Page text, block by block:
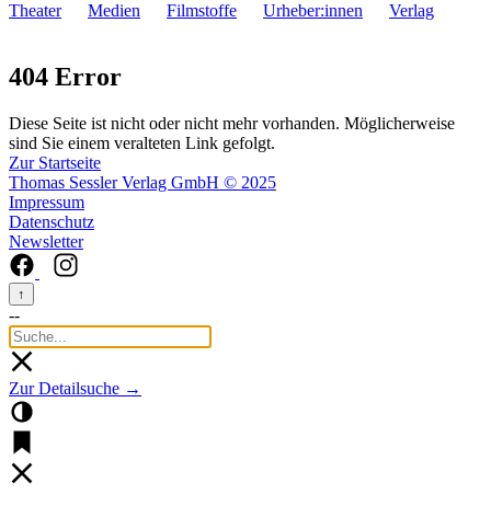
Theater Medien Filmstoffe Urheber:innen Verlag
404 Error
Diese Seite ist nicht oder nicht mehr vorhanden. Möglicherweise
sind Sie einem veralteten Link gefolgt.
Zur Startseite
Thomas Sessler Verlag GmbH © 2025
Impressum
Datenschutz
Newsletter
↑
--
Zur Detailsuche →